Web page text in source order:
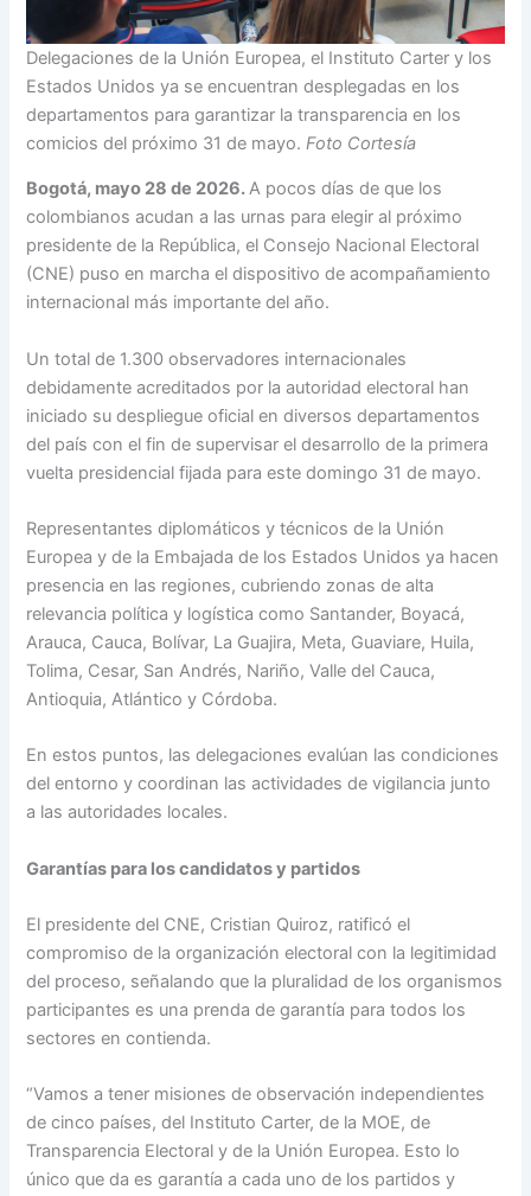
Delegaciones de la Unión Europea, el Instituto Carter y los
Estados Unidos ya se encuentran desplegadas en los
departamentos para garantizar la transparencia en los
comicios del próximo 31 de mayo.Foto Cortesía
Bogotá, mayo 28 de 2026.A pocos días de que los
colombianos acudan a las urnas para elegir al próximo
presidente de la República, el Consejo Nacional Electoral
(CNE) puso en marcha el dispositivo de acompañamiento
internacional más importante del año.
Un total de 1.300 observadores internacionales
debidamente acreditados por la autoridad electoral han
iniciado su despliegue oficial en diversos departamentos
del país con el fin de supervisar el desarrollo de la primera
vuelta presidencial fijada para este domingo 31 de mayo.
Representantes diplomáticos y técnicos de la Unión
Europea y de la Embajada de los Estados Unidos ya hacen
presencia en las regiones, cubriendo zonas de alta
relevancia política y logística como Santander, Boyacá,
Arauca, Cauca, Bolívar, La Guajira, Meta, Guaviare, Huila,
Tolima, Cesar, San Andrés, Nariño, Valle del Cauca,
Antioquia, Atlántico y Córdoba.
En estos puntos, las delegaciones evalúan las condiciones
del entorno y coordinan las actividades de vigilancia junto
a las autoridades locales.
Garantías para los candidatos y partidos
El presidente del CNE, Cristian Quiroz, ratificó el
compromiso de la organización electoral con la legitimidad
del proceso, señalando que la pluralidad de los organismos
participantes es una prenda de garantía para todos los
sectores en contienda.
“Vamos a tener misiones de observación independientes
de cinco países, del Instituto Carter, de la MOE, de
Transparencia Electoral y de la Unión Europea. Esto lo
único que da es garantía a cada uno de los partidos y